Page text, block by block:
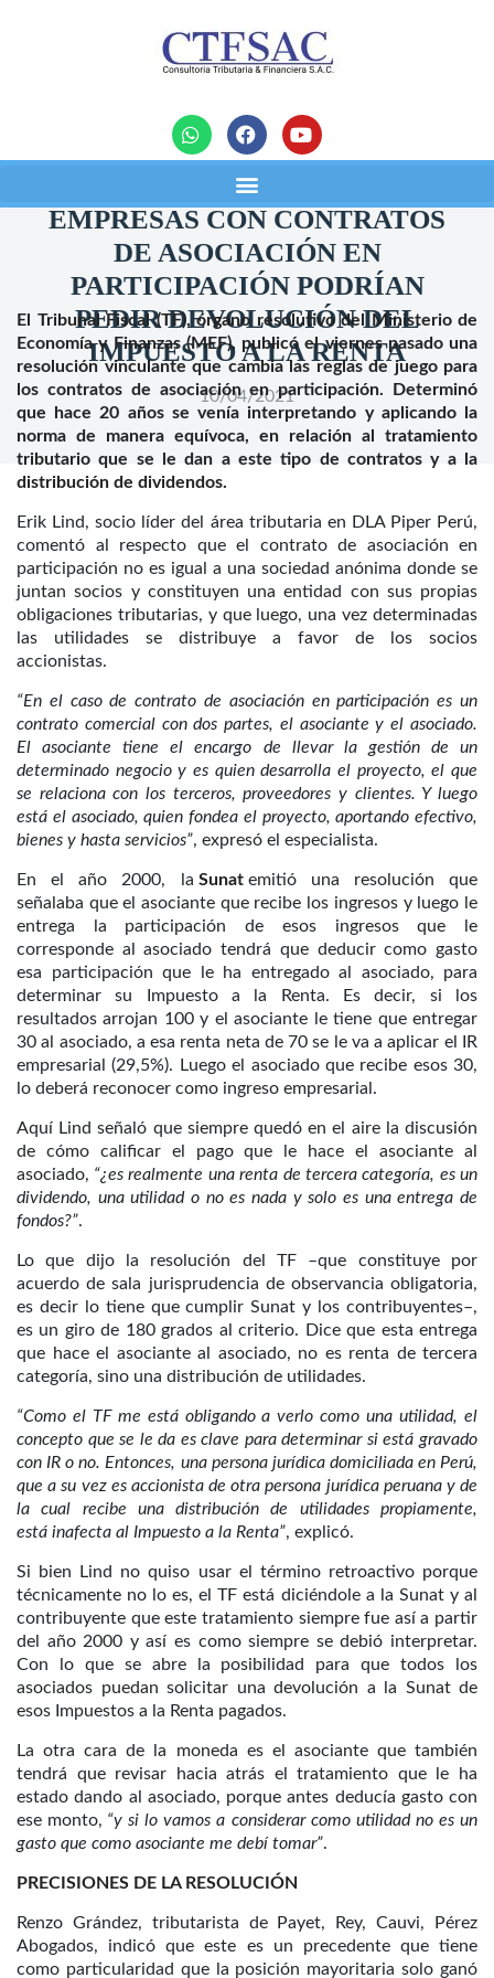
noticias
EMPRESAS CON CONTRATOS
DE ASOCIACIÓN EN
PARTICIPACIÓN PODRÍAN
PEDIR DEVOLUCIÓN DEL
IMPUESTO A LA RENTA
10/04/2021
El Tribunal Fiscal (TF), órgano resolutivo del Ministerio de
Economía y Finanzas (MEF), publicó el viernes pasado una
resolución vinculante que cambia las reglas de juego para
los contratos de asociación en participación. Determinó
que hace 20 años se venía interpretando y aplicando la
norma de manera equívoca, en relación al tratamiento
tributario que se le dan a este tipo de contratos y a la
distribución de dividendos.
Erik Lind, socio líder del área tributaria en DLA Piper Perú,
comentó al respecto que el contrato de asociación en
participación no es igual a una sociedad anónima donde se
juntan socios y constituyen una entidad con sus propias
obligaciones tributarias, y que luego, una vez determinadas
las utilidades se distribuye a favor de los socios
accionistas.
“En el caso de contrato de asociación en participación es un
contrato comercial con dos partes, el asociante y el asociado.
El asociante tiene el encargo de llevar la gestión de un
determinado negocio y es quien desarrolla el proyecto, el que
se relaciona con los terceros, proveedores y clientes. Y luego
está el asociado, quien fondea el proyecto, aportando efectivo,
bienes y hasta servicios”, expresó el especialista.
En el año 2000, la Sunat emitió una resolución que
señalaba que el asociante que recibe los ingresos y luego le
entrega la participación de esos ingresos que le
corresponde al asociado tendrá que deducir como gasto
esa participación que le ha entregado al asociado, para
determinar su Impuesto a la Renta. Es decir, si los
resultados arrojan 100 y el asociante le tiene que entregar
30 al asociado, a esa renta neta de 70 se le va a aplicar el IR
empresarial (29,5%). Luego el asociado que recibe esos 30,
lo deberá reconocer como ingreso empresarial.
Aquí Lind señaló que siempre quedó en el aire la discusión
de cómo calificar el pago que le hace el asociante al
asociado, “¿es realmente una renta de tercera categoría, es un
dividendo, una utilidad o no es nada y solo es una entrega de
fondos?”.
Lo que dijo la resolución del TF –que constituye por
acuerdo de sala jurisprudencia de observancia obligatoria,
es decir lo tiene que cumplir Sunat y los contribuyentes–,
es un giro de 180 grados al criterio. Dice que esta entrega
que hace el asociante al asociado, no es renta de tercera
categoría, sino una distribución de utilidades.
“Como el TF me está obligando a verlo como una utilidad, el
concepto que se le da es clave para determinar si está gravado
con IR o no. Entonces, una persona jurídica domiciliada en Perú,
que a su vez es accionista de otra persona jurídica peruana y de
la cual recibe una distribución de utilidades propiamente,
está inafecta al Impuesto a la Renta”, explicó.
Si bien Lind no quiso usar el término retroactivo porque
técnicamente no lo es, el TF está diciéndole a la Sunat y al
contribuyente que este tratamiento siempre fue así a partir
del año 2000 y así es como siempre se debió interpretar.
Con lo que se abre la posibilidad para que todos los
asociados puedan solicitar una devolución a la Sunat de
esos Impuestos a la Renta pagados.
La otra cara de la moneda es el asociante que también
tendrá que revisar hacia atrás el tratamiento que le ha
estado dando al asociado, porque antes deducía gasto con
ese monto, “y si lo vamos a considerar como utilidad no es un
gasto que como asociante me debí tomar”.
PRECISIONES DE LA RESOLUCIÓN
Renzo Grández, tributarista de Payet, Rey, Cauvi, Pérez
Abogados, indicó que este es un precedente que tiene
como particularidad que la posición mayoritaria solo ganó